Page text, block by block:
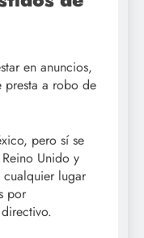
en anuncios,
presta a robo de
pero sí se
Unido y
cualquier lugar
por